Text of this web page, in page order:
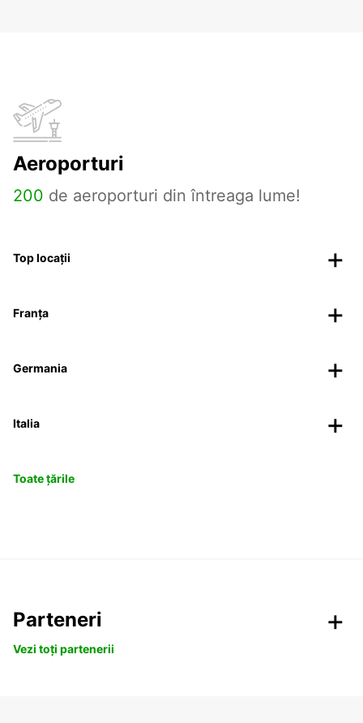
Aeroporturi
200 de aeroporturi din întreaga lume!
Top locații
Franța
Germania
Italia
Toate țările
Parteneri
Vezi toți partenerii